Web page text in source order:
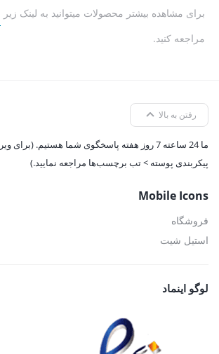
برای مشاهده بیشتر محصولات میتوانید به لینک زیر
مراجعه کنید.
رفتن به بالا
ما 24 ساعته 7 روز هفته پاسخگوی شما هستیم.
پیکربندی پوسته > تب برچسب‌ها مراجعه نمایید.)
Mobile Icons
فروشگاه
استیل شیت
لوگو اینماد